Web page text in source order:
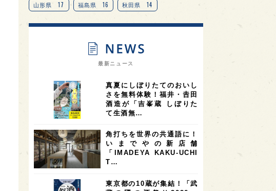
山形県 17 福島県 16 秋田県 14
愛知県 14 宮城県 14 岐阜県 13
オピニオンリーダーの視点 9
7 奈良県 滋賀県 7 和歌山県 6
6 フランス 6 高知県 5 島根県 5
山口県 4 アメリカ 4 神奈川県 4
大分県 4 三重県 3 3 3
最新ニュース
真夏にしぼりたてのおいし
さを無料体験！福井・𠮷田
酒造が「吉峯蔵 しぼりた
て生酒無…
角打ちを世界の共通語に！
いまでやの新店舗
「IMADEYA KAKU-UCHI
T…
東京都の10蔵が集結！「武